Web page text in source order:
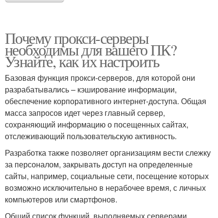
Почему прокси-серверы
необходимы для вашего ПК?
Узнайте, как их настроить
Базовая функция прокси-серверов, для которой они
разрабатывались – кэширование информации,
обеспечение корпоративного интернет-доступа. Общая
масса запросов идет через главный сервер,
сохраняющий информацию о посещенных сайтах,
отслеживающий пользовательскую активность.
Разработка также позволяет организациям вести слежку
за персоналом, закрывать доступ на определенные
сайты, например, социальные сети, посещение которых
возможно исключительно в нерабочее время, с личных
компьютеров или смартфонов.
Общий список функций, выполняемых серверами,